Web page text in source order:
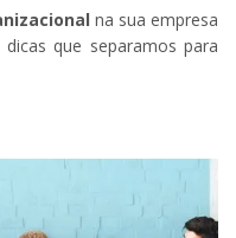
na sua empresa
que separamos para